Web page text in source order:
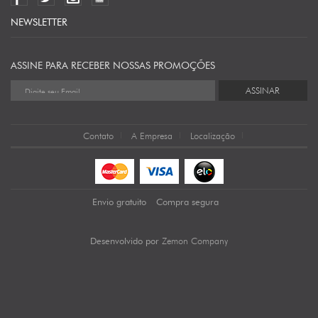
NEWSLETTER
ASSINE PARA RECEBER NOSSAS PROMOÇÕES
ASSINAR
Contato A Empresa Localização
Envio gratuito Compra segura
Desenvolvido por Zemon Company